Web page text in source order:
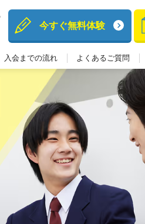
今すぐ無料体験
入会までの流れ よくあるご質問